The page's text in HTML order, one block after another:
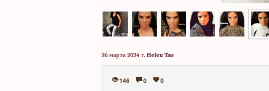
26 марта 2024 г. Helen Tao
146 0 0